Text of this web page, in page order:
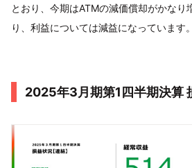
とおり、今期はATMの減価償却がかなり
り、利益については減益になっています。
2025年3月期第1四半期決算